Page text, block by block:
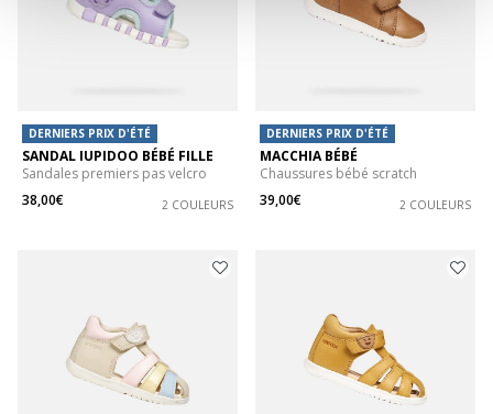
DERNIERS PRIX D'ÉTÉ
SANDAL IUPIDOO BÉBÉ FILLE
Sandales premiers pas velcro
38,00€
2 COULEURS
DERNIERS PRIX D'ÉTÉ
MACCHIA BÉBÉ
Chaussures bébé scratch
39,00€
2 COULEURS